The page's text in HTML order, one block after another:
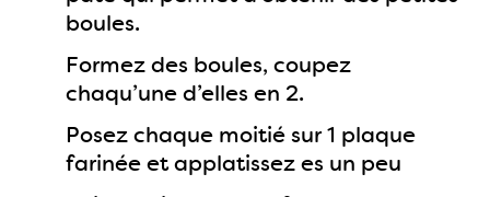
boules.
Formez des boules, coupez
chaqu’une d’elles en 2.
Posez chaque moitié sur 1 plaque
farinée et applatissez es un peu